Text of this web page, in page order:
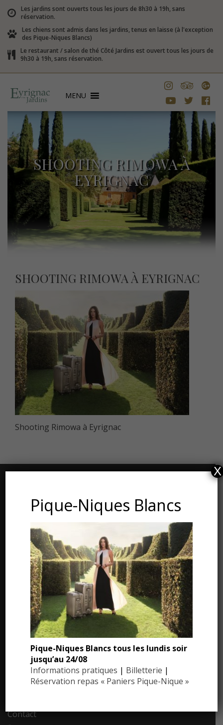
Les jardins sont ouverts tous les jours de 8h30 à 19h, sans
réservation.
Les chiens sont admis dans les jardins, tenus en laisse (à l'exception
des Pique-Niques Blancs)
Le restaurant / salon de thé Côté Jardins est ouvert tous les jours de
9h30 à 19h, sans réservation.
MENU
SHOOTING RIMOWA À
EYRIGNAC
SHOOTING RIMOWA À EYRIGNAC
Shooting Rimowa à Eyrignac
Les Jardins du Manoir d’Eyrignac
24590 Salignac-Eyvigues
Dordogne – Périgord
Téléphone : 05.53.28.99.71
Email : contact@eyrignac.com
ESPACE PRESSE
Dossier de presse
Communiqués de presse
Photothèque
Contact
Pique-Niques Blancs
Pique-Niques Blancs tous les lundis soir
jusqu’au 24/08
Informations pratiques | Billetterie |
Réservation repas « Paniers Pique-Nique »
X